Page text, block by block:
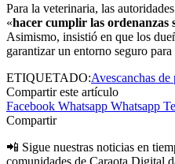
Para la veterinaria, las
«hacer cumplir las
Asimismo, insistió en que los
garantizar un entorno seguro
ETIQUETADO:Avescanchas de
Compartir este artículo
Facebook Whatsapp Whatsapp
Compartir
📲 Sigue nuestras noticias en
comunidades de Caraota Digital